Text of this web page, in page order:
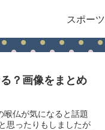
スポーツ
？画像をまとめ
喉仏が気になると話題
思ったりもしましたが